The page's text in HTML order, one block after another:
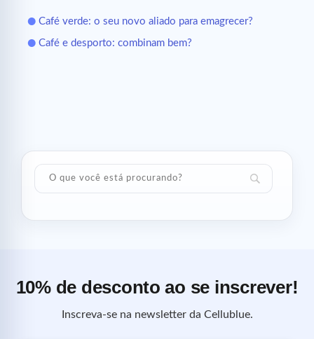
Café verde: o seu novo aliado para emagrecer?
Café e desporto: combinam bem?
10% de desconto ao se inscrever!
Inscreva-se na newsletter da Cellublue.